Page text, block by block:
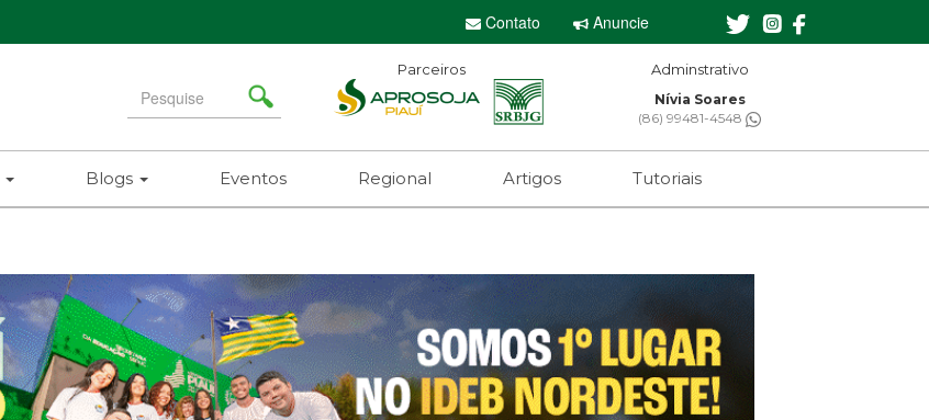
Contato Anuncie
Search
for
Parceiros Adminstrativo
Nívia Soares
(86) 99481-4548
Blogs Eventos Regional Artigos Tutoriais